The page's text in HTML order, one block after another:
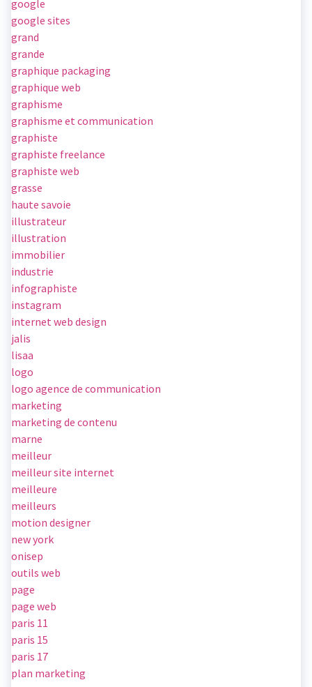
google
google sites
grand
grande
graphique packaging
graphique web
graphisme
graphisme et communication
graphiste
graphiste freelance
graphiste web
grasse
haute savoie
illustrateur
illustration
immobilier
industrie
infographiste
instagram
internet web design
jalis
lisaa
logo
logo agence de communication
marketing
marketing de contenu
marne
meilleur
meilleur site internet
meilleure
meilleurs
motion designer
new york
onisep
outils web
page
page web
paris 11
paris 15
paris 17
plan marketing